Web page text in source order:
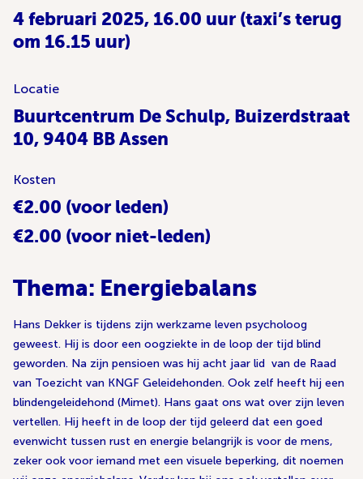
4 februari 2025, 16.00 uur (taxi’s terug
om 16.15 uur)
Locatie
Buurtcentrum De Schulp, Buizerdstraat
10, 9404 BB Assen
Kosten
€2.00 (voor leden)
€2.00 (voor niet-leden)
Thema: Energiebalans
Hans Dekker is tijdens zijn werkzame leven psycholoog
geweest. Hij is door een oogziekte in de loop der tijd blind
geworden. Na zijn pensioen was hij acht jaar lid van de Raad
van Toezicht van KNGF Geleidehonden. Ook zelf heeft hij een
blindengeleidehond (Mimet). Hans gaat ons wat over zijn leven
vertellen. Hij heeft in de loop der tijd geleerd dat een goed
evenwicht tussen rust en energie belangrijk is voor de mens,
zeker ook voor iemand met een visuele beperking, dit noemen